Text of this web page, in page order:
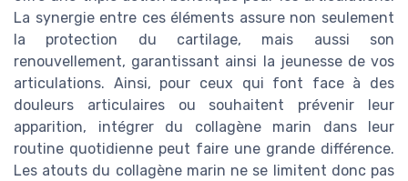
La synergie entre ces éléments assure non seulement
la protection du cartilage, mais aussi son
renouvellement, garantissant ainsi la jeunesse de vos
articulations. Ainsi, pour ceux qui font face à des
douleurs articulaires ou souhaitent prévenir leur
apparition, intégrer du collagène marin dans leur
routine quotidienne peut faire une grande différence.
Les atouts du collagène marin ne se limitent donc pas